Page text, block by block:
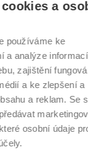
výzkumu
fondů
učení
V BRNĚ
www.vut.cz
vut@vutbr.cz
a
používáme ke
a analýze
zajištění
a ke zlepšení a
a reklam. Se
osobní údaje